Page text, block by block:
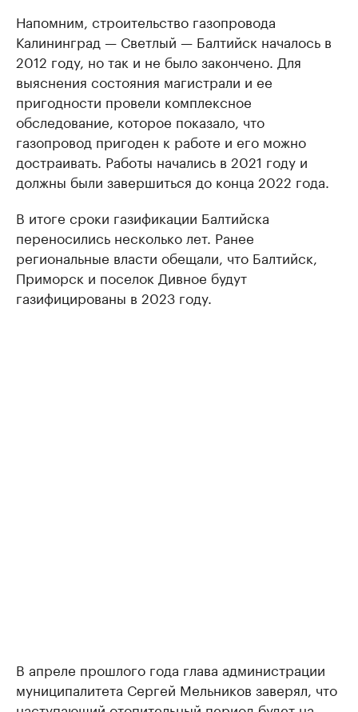
Напомним, строительство газопровода
Калининград — Светлый — Балтийск началось в
2012 году, но так и не было закончено. Для
выяснения состояния магистрали и ее
пригодности провели комплексное
обследование, которое показало, что
газопровод пригоден к работе и его можно
достраивать. Работы начались в 2021 году и
должны были завершиться до конца 2022 года.
В итоге сроки газификации Балтийска
переносились несколько лет. Ранее
региональные власти обещали, что Балтийск,
Приморск и поселок Дивное будут
газифицированы в 2023 году.
В апреле прошлого года глава администрации
муниципалитета Сергей Мельников заверял, что